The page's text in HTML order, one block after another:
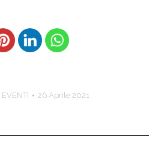
EVENTI 26 Aprile 2021